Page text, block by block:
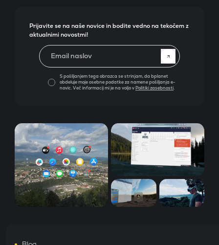
Prijavite se na naše novice in bodite vedno na tekočem z
aktualnimi novostmi!
Email naslov
S pošiljanjem tega obrazca se strinjam, da bplanet
obdeluje moje osebne podatke za namene pošiljanja e-
novic. Več informacij mi je na voljo v Politiki zasebnosti.